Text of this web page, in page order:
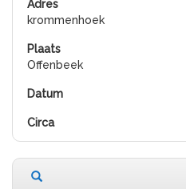
krommenhoek
Offenbeek